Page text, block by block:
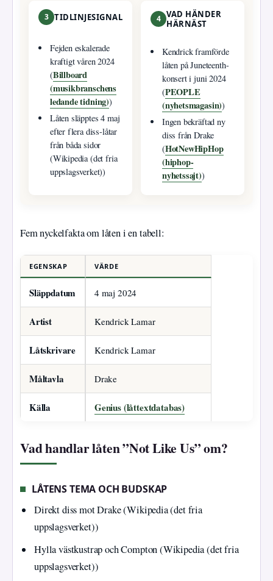
3 TIDLINJESIGNAL
Fejden eskalerade
kraftigt våren 2024
(Billboard
(musikbranschens
ledande tidning))
Låten släpptes 4 maj
efter flera diss-låtar
från båda sidor
(Wikipedia (det fria
uppslagsverket))
4 VAD HÄNDER
HÄRNÄST
Kendrick framförde
låten på Juneteenth-
konsert i juni 2024
(PEOPLE
(nyhetsmagasin))
Ingen bekräftad ny
diss från Drake
(HotNewHipHop
(hiphop-
nyhetssajt))
Fem nyckelfakta om låten i en tabell:
EGENSKAP VÄRDE
Släppdatum 4 maj 2024
Artist Kendrick Lamar
Låtskrivare Kendrick Lamar
Måltavla Drake
Källa Genius (låttextdatabas)
Vad handlar låten ”Not Like Us” om?
LÅTENS TEMA OCH BUDSKAP
Direkt diss mot Drake (Wikipedia (det fria
uppslagsverket))
Hylla västkustrap och Compton (Wikipedia (det fria
uppslagsverket))